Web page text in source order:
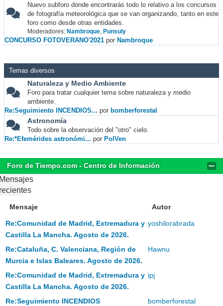
Nuevo subforo donde encontrarás todo lo relativo a los concursos
de fotografía meteorológica que se van organizando, tanto en este
foro como desde otras entidades.
Moderadores: Nambroque, Punsuly
CONCURSO FOTOVERANO'2021 por Nambroque
Temas diversos
Naturaleza y Medio Ambiente
Foro para tratar cualquier tema sobre naturaleza y medio
ambiente.
Re:Seguimiento INCENDIOS... por bomberforestal
Astronomía
Todo sobre la observación del "otro" cielo.
Re:*Efemérides astronómi... por PolVen
Foro de Tiempo.com - Centro de Información
Mensaje Autor
Re:Comunidad de Madrid, Extremadura y
Castilla La Mancha. Agosto de 2026.
yoshilorabrada
Re:Cataluña, C. Valenciana, Región de
Murcia e Islas Baleares. Agosto de 2026.
Hawnu
Re:Comunidad de Madrid, Extremadura y
Castilla La Mancha. Agosto de 2026.
ipj
Re:Seguimiento INCENDIOS
bomberforestal